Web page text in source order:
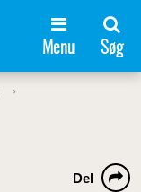
Menu Søg
Del